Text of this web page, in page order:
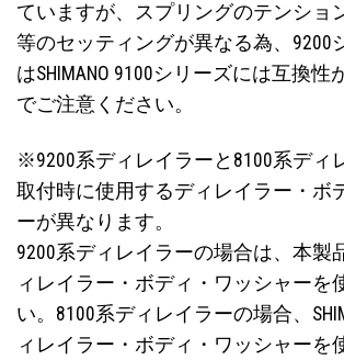
ていますが、スプリングのテンショ
等のセッティングが異なる為、9200
はSHIMANO 9100シリーズには互換
でご注意ください。
※9200系ディレイラーと8100系ディ
取付時に使用するディレイラー・ボ
ーが異なります。
9200系ディレイラーの場合は、本製
ィレイラー・ボディ・ワッシャーを
い。8100系ディレイラーの場合、
ィレイラー・ボディ・ワッシャーを